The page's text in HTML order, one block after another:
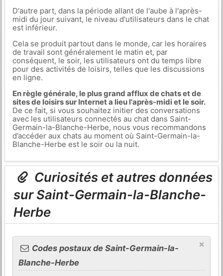
D'autre part, dans la période allant de l'aube à l'après-
midi du jour suivant, le niveau d'utilisateurs dans le chat
est inférieur.
Cela se produit partout dans le monde, car les horaires
de travail sont généralement le matin et, par
conséquent, le soir, les utilisateurs ont du temps libre
pour des activités de loisirs, telles que les discussions
en ligne.
En règle générale, le plus grand afflux de chats et de
sites de loisirs sur Internet a lieu l'après-midi et le soir.
De ce fait, si vous souhaitez initier des conversations
avec les utilisateurs connectés au chat dans Saint-
Germain-la-Blanche-Herbe, nous vous recommandons
d’accéder aux chats au moment où Saint-Germain-la-
Blanche-Herbe est le soir ou la nuit.
Curiosités et autres données
sur Saint-Germain-la-Blanche-
Herbe
×
Codes postaux de Saint-Germain-la-
Blanche-Herbe